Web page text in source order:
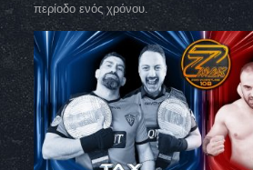
περίοδο ενός χρόνου.